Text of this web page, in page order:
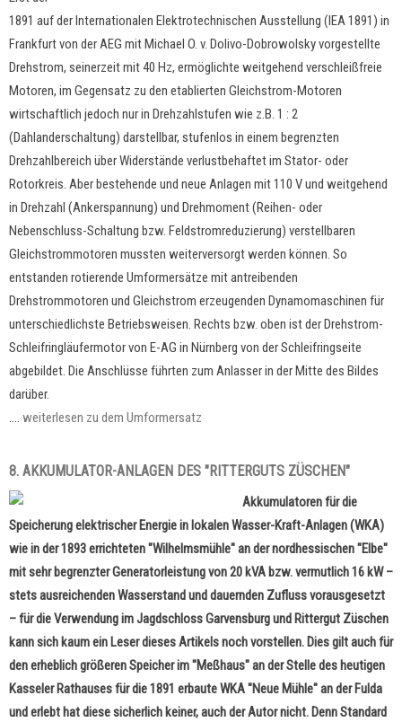
1891 auf der Internationalen Elektrotechnischen Ausstellung (IEA 1891) in
Frankfurt von der AEG mit Michael O. v. Dolivo-Dobrowolsky vorgestellte
Drehstrom, seinerzeit mit 40 Hz, ermöglichte weitgehend verschleißfreie
Motoren, im Gegensatz zu den etablierten Gleichstrom-Motoren
wirtschaftlich jedoch nur in Drehzahlstufen wie z.B. 1 : 2
(Dahlanderschaltung) darstellbar, stufenlos in einem begrenzten
Drehzahlbereich über Widerstände verlustbehaftet im Stator- oder
Rotorkreis. Aber bestehende und neue Anlagen mit 110 V und weitgehend
in Drehzahl (Ankerspannung) und Drehmoment (Reihen- oder
Nebenschluss-Schaltung bzw. Feldstromreduzierung) verstellbaren
Gleichstrommotoren mussten weiterversorgt werden können. So
entstanden rotierende Umformersätze mit antreibenden
Drehstrommotoren und Gleichstrom erzeugenden Dynamomaschinen für
unterschiedlichste Betriebsweisen. Rechts bzw. oben ist der Drehstrom-
Schleifringläufermotor von E-AG in Nürnberg von der Schleifringseite
abgebildet. Die Anschlüsse führten zum Anlasser in der Mitte des Bildes
darüber.
.... weiterlesen zu dem Umformersatz
8. AKKUMULATOR-ANLAGEN DES "RITTERGUTS ZÜSCHEN"
Akkumulatoren für die
Speicherung elektrischer Energie in lokalen Wasser-Kraft-Anlagen (WKA)
wie in der 1893 errichteten "Wilhelmsmühle" an der nordhessischen "Elbe"
mit sehr begrenzter Generatorleistung von 20 kVA bzw. vermutlich 16 kW –
stets ausreichenden Wasserstand und dauernden Zufluss vorausgesetzt
– für die Verwendung im Jagdschloss Garvensburg und Rittergut Züschen
kann sich kaum ein Leser dieses Artikels noch vorstellen. Dies gilt auch für
den erheblich größeren Speicher im "Meßhaus" an der Stelle des heutigen
Kasseler Rathauses für die 1891 erbaute WKA "Neue Mühle" an der Fulda
und erlebt hat diese sicherlich keiner, auch der Autor nicht. Denn Standard